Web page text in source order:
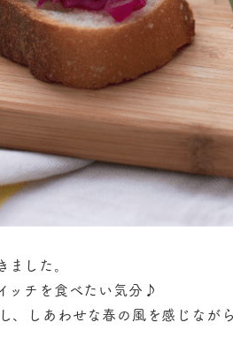
した。
ッチを食べたい気分♪
、しあわせな春の風を感じなが